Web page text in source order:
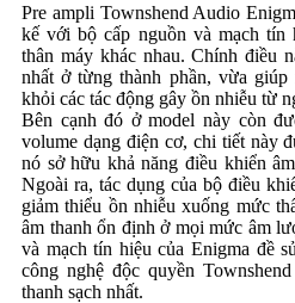
Pre ampli Townshend Audio
kế với bộ cấp nguồn và mạch tín
thân máy khác nhau. Chính điều
nhất ở từng thành phần, vừa
khỏi các tác động gây ồn nhiễu từ
Bên cạnh đó ở model này còn
volume dạng điện cơ, chi tiết này
nó sở hữu khả năng điều khiển
Ngoài ra, tác dụng của bộ điều
giảm thiểu ồn nhiễu xuống mức
âm thanh ổn định ở mọi mức âm
và mạch tín hiệu của Enigma đề
công nghệ độc quyền
thanh sạch nhất.